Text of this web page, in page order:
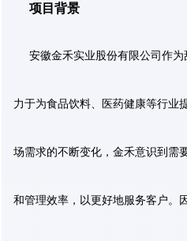
项目背景
安徽金禾实业股份有限公司作
力于为食品饮料、医药健康等行业
场需求的不断变化，金禾意识到需
和管理效率，以更好地服务客户。